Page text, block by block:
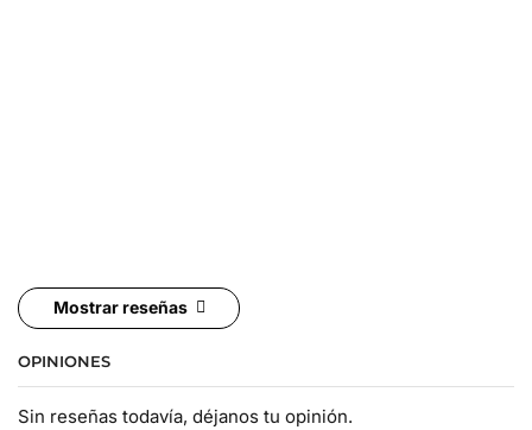
Mostrar reseñas
OPINIONES
Sin reseñas todavía, déjanos tu opinión.